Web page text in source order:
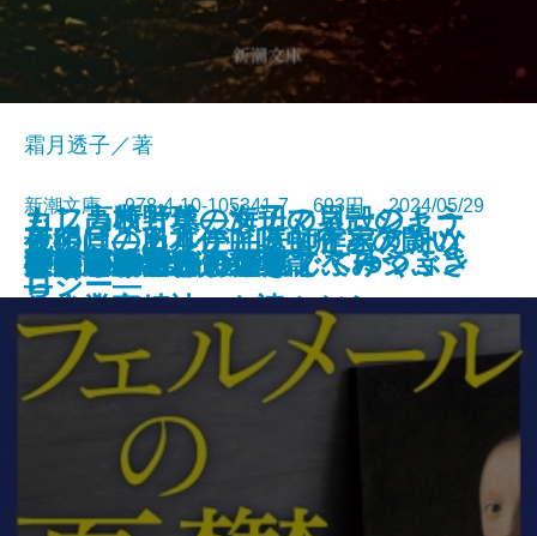
夜が明ける
もし高校野球の女子マネージャー
がドラッカーの『イノベーション
と企業家精神』を読んだら
ひとりでカラカサさしてゆく
ガイズ＆ドールズ
ぼくの哲学
カフカ断片集―海辺の貝殻のよう
にうつろで、ひと足でふみつぶさ
れそうだ―
天狗屋敷の殺人
夜明けのカルテ―医師作家アンソ
ロジー―
最後に「ありがとう」と言えたな
ら
祈願成就
霜月透子／著
新潮文庫 978-4-10-105341-7 693円 2024/05/29
文庫電子書籍あり
フェルメールの憂鬱
神の悪手
こころの散歩
ここに物語が
身代りの女
ブラームスはお好き
決定版カフカ短編集
イデアの再臨
公孫龍 巻二 赤龍篇
死の貝―日本住血吸虫症との闘い
―